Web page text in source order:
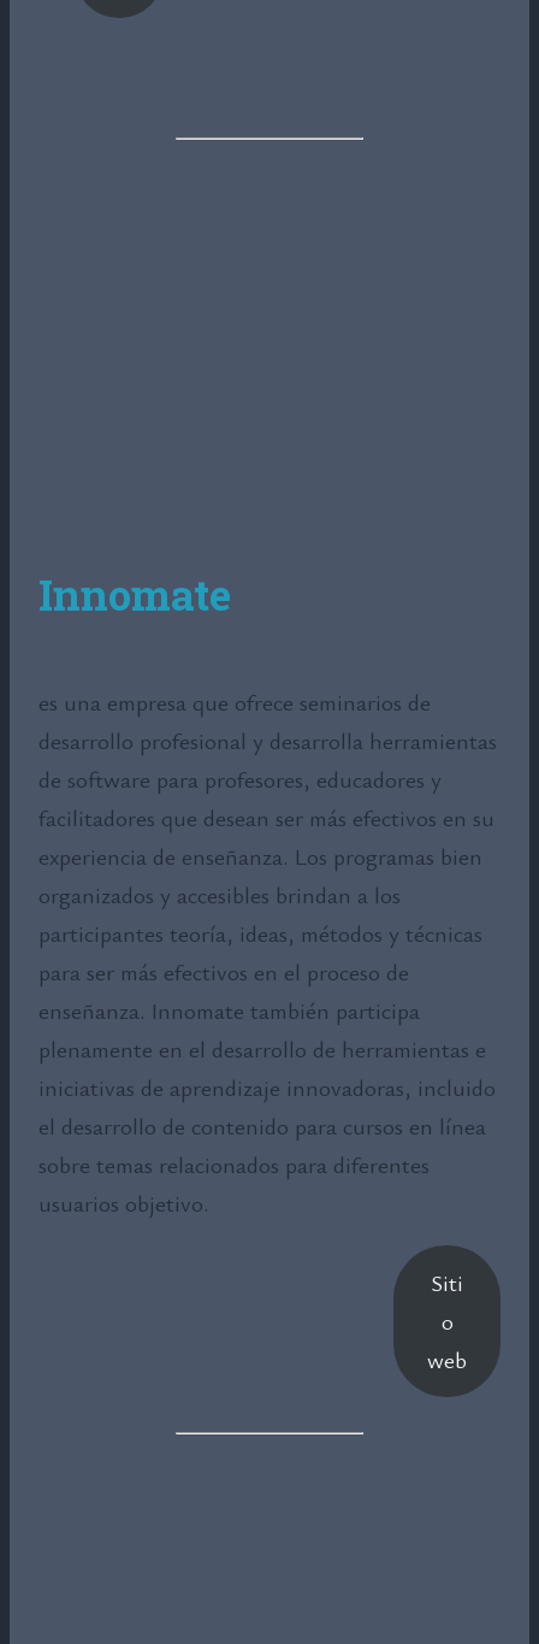
Innomate
es una empresa que ofrece seminarios de
desarrollo profesional y desarrolla herramientas
de software para profesores, educadores y
facilitadores que desean ser más efectivos en su
experiencia de enseñanza. Los programas bien
organizados y accesibles brindan a los
participantes teoría, ideas, métodos y técnicas
para ser más efectivos en el proceso de
enseñanza. Innomate también participa
plenamente en el desarrollo de herramientas e
iniciativas de aprendizaje innovadoras, incluido
el desarrollo de contenido para cursos en línea
sobre temas relacionados para diferentes
usuarios objetivo.
Siti
o
web